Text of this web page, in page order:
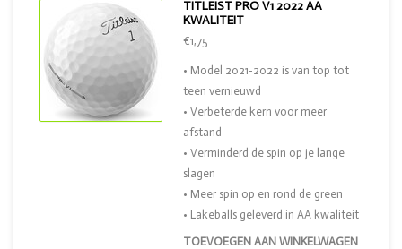
TITLEIST PRO V1 2022 AA
KWALITEIT
TOEVOEGEN AAN WINKELWAGEN
€1,75
• Model 2021-2022 is van top tot
teen vernieuwd
• Verbeterde kern voor meer
afstand
• Verminderd de spin op je lange
slagen
• Meer spin op en rond de green
• Lakeballs geleverd in AA kwaliteit